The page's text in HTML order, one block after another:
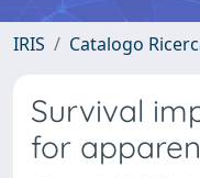
IRIS Catalogo
Survival
for